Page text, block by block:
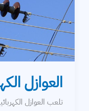
العوازل
تلعب العوازل